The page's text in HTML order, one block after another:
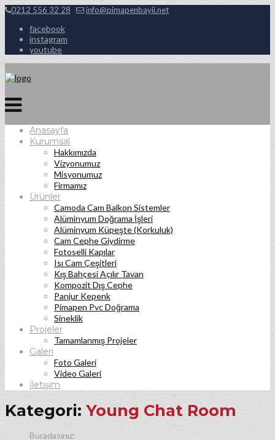
0212 556 32 28 info@pimapenbayii.net
facebook
instagram
youtube
Anasayfa
Kurumsal
Hakkımızda
Vizyonumuz
Misyonumuz
Firmamız
Ürünler
Camoda Cam Balkon Sistemler
Alüminyum Doğrama İşleri
Alüminyum Küpeşte (Korkuluk)
Cam Cephe Giydirme
Fotoselli Kapılar
Isı Cam Çeşitleri
Kış Bahçesi Açılır Tavan
Kompozit Dış Cephe
Panjur Kepenk
Pimapen Pvc Doğrama
Sineklik
Projeler
Tamamlanmış Projeler
Galeri
Foto Galeri
Video Galeri
İletişim
Kategori: Young Chat Room